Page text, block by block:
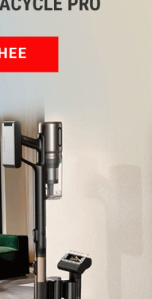
Z40 AquaCycle